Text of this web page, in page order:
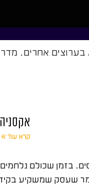
אחרים.
אקסניה
קרא עוד »
בזמן שכולם
מעל 15 שנה בתחום אני יכול